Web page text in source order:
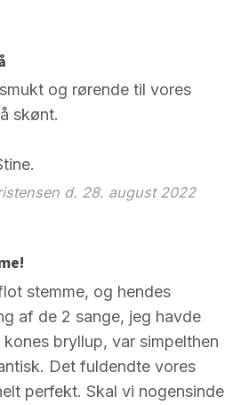
og rørende til vores
skønt.
d. 28. august 2022
stemme, og hendes
af de 2 sange, jeg havde
bryllup, var simpelthen
Det fuldendte vores
perfekt. Skal vi nogensinde